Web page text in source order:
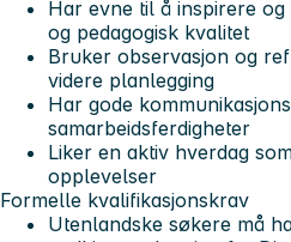
Har evne til å inspirere
og pedagogisk kvalitet
Bruker observasjon og
videre planlegging
Har gode
samarbeidsferdigheter
Liker en aktiv hverdag
opplevelser
Formelle kvalifikasjonskrav
Utenlandske søkere må